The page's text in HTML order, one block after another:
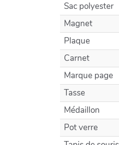
Sac polyester
Magnet
Plaque
Carnet
Marque page
Tasse
Médaillon
Pot verre